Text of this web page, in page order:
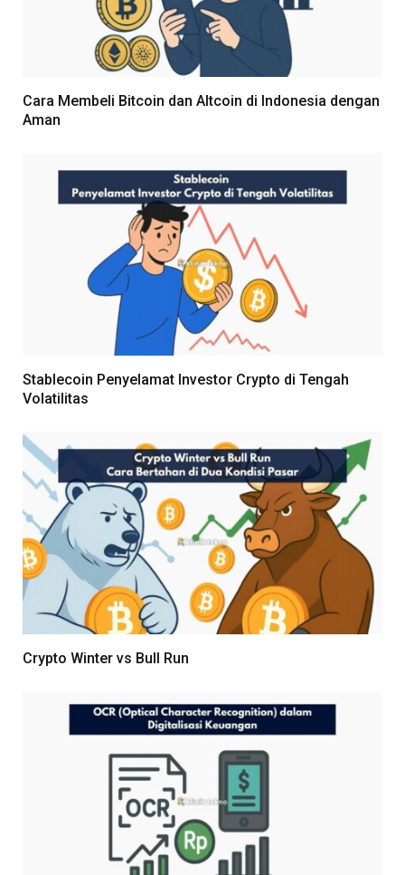
Cara Membeli Bitcoin dan Altcoin di Indonesia dengan
Aman
Stablecoin Penyelamat Investor Crypto di Tengah
Volatilitas
Crypto Winter vs Bull Run